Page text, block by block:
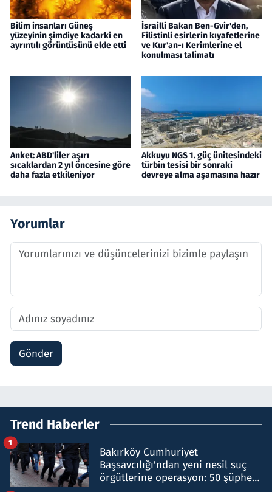
Bilim insanları Güneş
yüzeyinin şimdiye kadarki en
ayrıntılı görüntüsünü elde etti
İsrailli Bakan Ben-Gvir'den,
Filistinli esirlerin kıyafetlerine
ve Kur'an-ı Kerimlerine el
konulması talimatı
Anket: ABD'liler aşırı
sıcaklardan 2 yıl öncesine göre
daha fazla etkileniyor
Akkuyu NGS 1. güç ünitesindeki
türbin tesisi bir sonraki
devreye alma aşamasına hazır
Yorumlar
Gönder
Trend Haberler
Bakırköy Cumhuriyet
Başsavcılığı'ndan yeni nesil suç
örgütlerine operasyon: 50 şüpheli
1